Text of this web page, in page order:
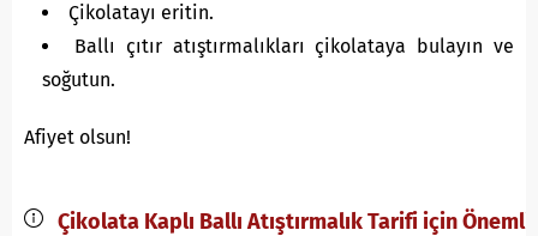
Çikolatayı eritin.
Ballı çıtır atıştırmalıkları çikolataya bulayın ve
soğutun.
Afiyet olsun!
Çikolata Kaplı Ballı Atıştırmalık Tarifi için Önemli